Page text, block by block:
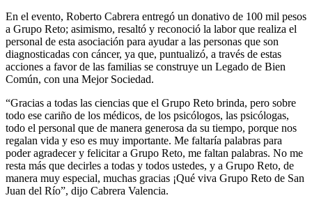
En el evento, Roberto Cabrera entregó un donativo de 100 mil pesos
a Grupo Reto; asimismo, resaltó y reconoció la labor que realiza el
personal de esta asociación para ayudar a las personas que son
diagnosticadas con cáncer, ya que, puntualizó, a través de estas
acciones a favor de las familias se construye un Legado de Bien
Común, con una Mejor Sociedad.
“Gracias a todas las ciencias que el Grupo Reto brinda, pero sobre
todo ese cariño de los médicos, de los psicólogos, las psicólogas,
todo el personal que de manera generosa da su tiempo, porque nos
regalan vida y eso es muy importante. Me faltaría palabras para
poder agradecer y felicitar a Grupo Reto, me faltan palabras. No me
resta más que decirles a todas y todos ustedes, y a Grupo Reto, de
manera muy especial, muchas gracias ¡Qué viva Grupo Reto de San
Juan del Río”, dijo Cabrera Valencia.